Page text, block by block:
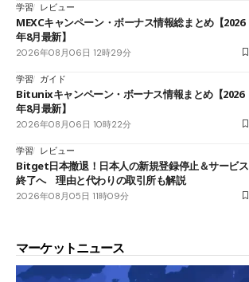
学習 レビュー
MEXCキャンペーン・ボーナス情報総まとめ【2026
年8月最新】
2026年08月06日 12時29分
学習 ガイド
Bitunixキャンペーン・ボーナス情報まとめ【2026
年8月最新】
2026年08月06日 10時22分
学習 レビュー
Bitget日本撤退！日本人の新規登録停止＆サービス
終了へ 理由と代わりの取引所も解説
2026年08月05日 11時09分
マーケットニュース